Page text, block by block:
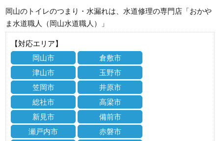
岡山のトイレのつまり・水漏れは、水道修理の専門店「おかや
ま水道職人（岡山水道職人）」
【対応エリア】
岡山市
倉敷市
津山市
玉野市
笠岡市
井原市
総社市
高梁市
新見市
備前市
瀬戸内市
赤磐市